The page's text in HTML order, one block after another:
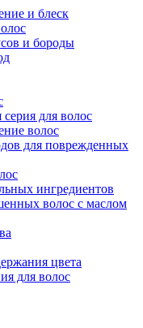
и блеск
и бороды
для волос
волос
для поврежденных
ингредиентов
волос с маслом
цвета
для волос